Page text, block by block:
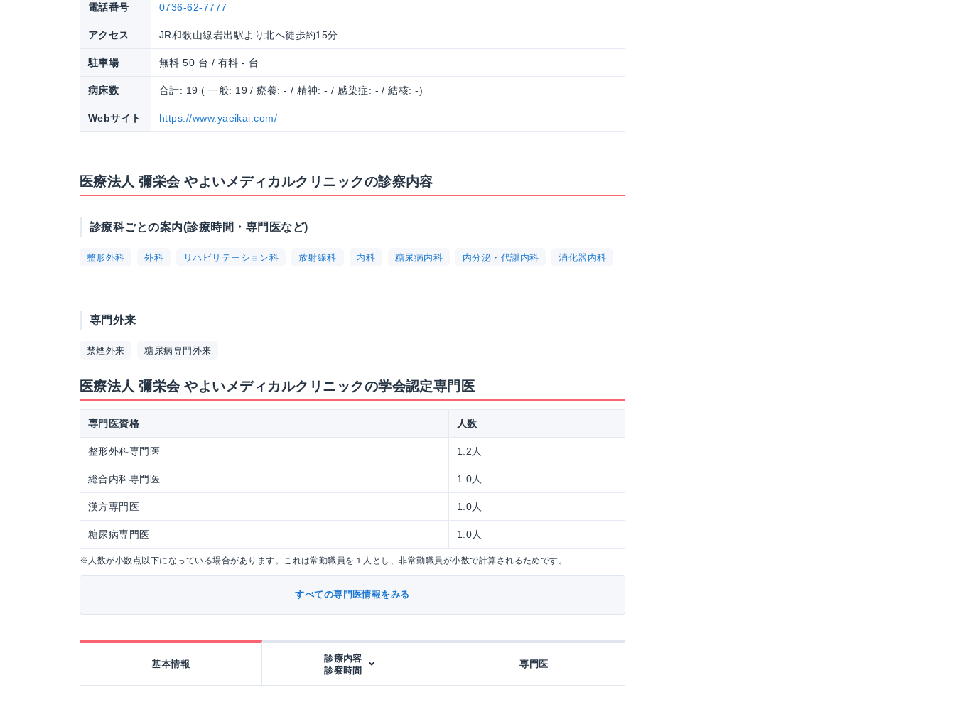
電話番号 0736-62-7777
アクセス JR和歌山線岩出駅より北へ徒歩約15分
駐車場 無料 50 台 / 有料 - 台
病床数 合計: 19 ( 一般: 19 / 療養: - / 精神: - / 感染症: - / 結核: -)
Webサイト https://www.yaeikai.com/
医療法人 彌栄会 やよいメディカルクリニックの診察内容
診療科ごとの案内(診療時間・専門医など)
整形外科 外科 リハビリテーション科 放射線科 内科 糖尿病内科 内分泌・代謝内科 消化器内科
専門外来
禁煙外来 糖尿病専門外来
医療法人 彌栄会 やよいメディカルクリニックの学会認定専門医
専門医資格 人数
整形外科専門医 1.2人
総合内科専門医 1.0人
漢方専門医 1.0人
糖尿病専門医 1.0人
※人数が小数点以下になっている場合があります。これは常勤職員を１人とし、非常勤職員が小数で計算されるためです。
すべての専門医情報をみる
基本情報
診療内容
診察時間
専門医